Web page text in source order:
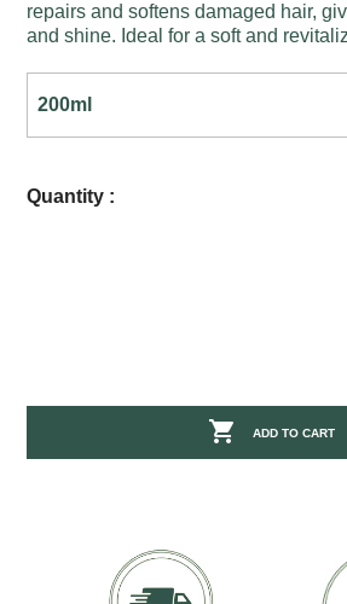
repairs and softens damaged hair,
and shine. Ideal for a soft and
Quantity :
 ADD TO CART